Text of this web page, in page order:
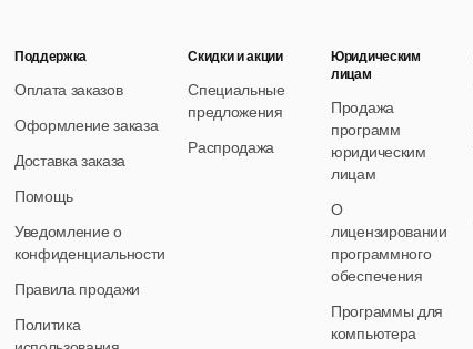
Поддержка
Оплата заказов
Оформление заказа
Доставка заказа
Помощь
Уведомление о
конфиденциальности
Правила продажи
Политика
Скидки и акции
Специальные
предложения
Распродажа
Юридическим
лицам
Продажа
программ
юридическим
лицам
О
лицензировании
программного
обеспечения
Программы для
компьютера